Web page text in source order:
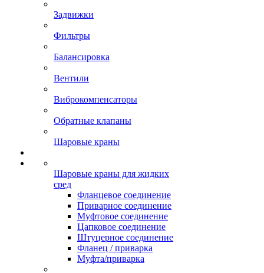
Задвижки
Фильтры
Балансировка
Вентили
Виброкомпенсаторы
Обратные клапаны
Шаровые краны
Шаровые краны для жидких
сред
Фланцевое соединение
Приварное соединение
Муфтовое соединение
Цапковое соединение
Штуцерное соединение
Фланец / приварка
Муфта/приварка